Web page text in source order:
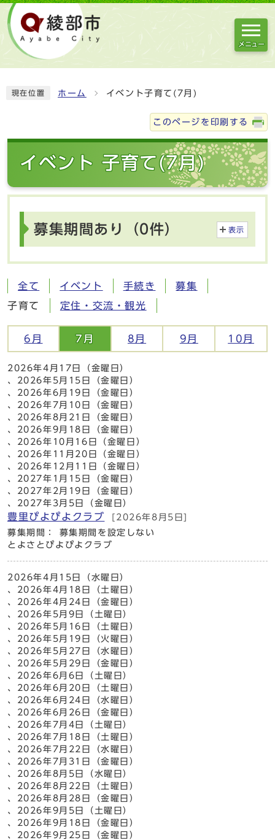
メニュー
現在位置 ホーム イベント子育て(7月)
このページを印刷する
イベント 子育て(7月)
募集期間あり（0件） 表示
全て イベント 手続き
募集
子育て
定住・交流・観光
6月 7月 8月 9月 10月
2026年4月17日（金曜日）
、2026年5月15日（金曜日）
、2026年6月19日（金曜日）
、2026年7月10日（金曜日）
、2026年8月21日（金曜日）
、2026年9月18日（金曜日）
、2026年10月16日（金曜日）
、2026年11月20日（金曜日）
、2026年12月11日（金曜日）
、2027年1月15日（金曜日）
、2027年2月19日（金曜日）
、2027年3月5日（金曜日）
豊里ぴよぴよクラブ [2026年8月5日]
募集期間： 募集期間を設定しない
とよさとぴよぴよクラブ
2026年4月15日（水曜日）
、2026年4月18日（土曜日）
、2026年4月24日（金曜日）
、2026年5月9日（土曜日）
、2026年5月16日（土曜日）
、2026年5月19日（火曜日）
、2026年5月27日（水曜日）
、2026年5月29日（金曜日）
、2026年6月6日（土曜日）
、2026年6月20日（土曜日）
、2026年6月24日（水曜日）
、2026年6月26日（金曜日）
、2026年7月4日（土曜日）
、2026年7月18日（土曜日）
、2026年7月22日（水曜日）
、2026年7月31日（金曜日）
、2026年8月5日（水曜日）
、2026年8月22日（土曜日）
、2026年8月28日（金曜日）
、2026年9月5日（土曜日）
、2026年9月18日（金曜日）
、2026年9月25日（金曜日）